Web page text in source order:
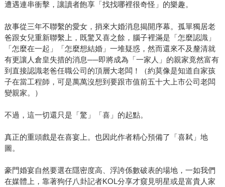
遭遇連串衝擊，讓讀者飽享「找找哪裡很奇怪」的樂趣。
故事從三年不聯繫的愛女，捎來大婚消息揭開序幕。孤單獨居老
爸跟女兒重新聯繫上，既驚又喜之餘，腦子裡滿是「怎麼認識」
「怎麼在一起」「怎麼想結婚」一堆疑惑，然而還來不及釐清就
有更讓人倉皇失措的消息──即將成為「一家人」的親家竟然富有
到直接認識老爸任職公司的頂層大老闆！（約莫像是知道自家孩
子在當工程師，可是萬萬沒想到要跟市值前五十大上市公司老闆
變親家。）
不過，這一切還只是「驚」「喜」的起點。
真正的重頭戲是在喜宴上。也因此作者精心預備了「喜弒」地
圖。
豪門婚宴自然要選在隱密度高、浮誇係數破表的場地，一如我們
在媒體上，靠著狗仔八卦記者KOL分享才窺見明星或是富貴人家